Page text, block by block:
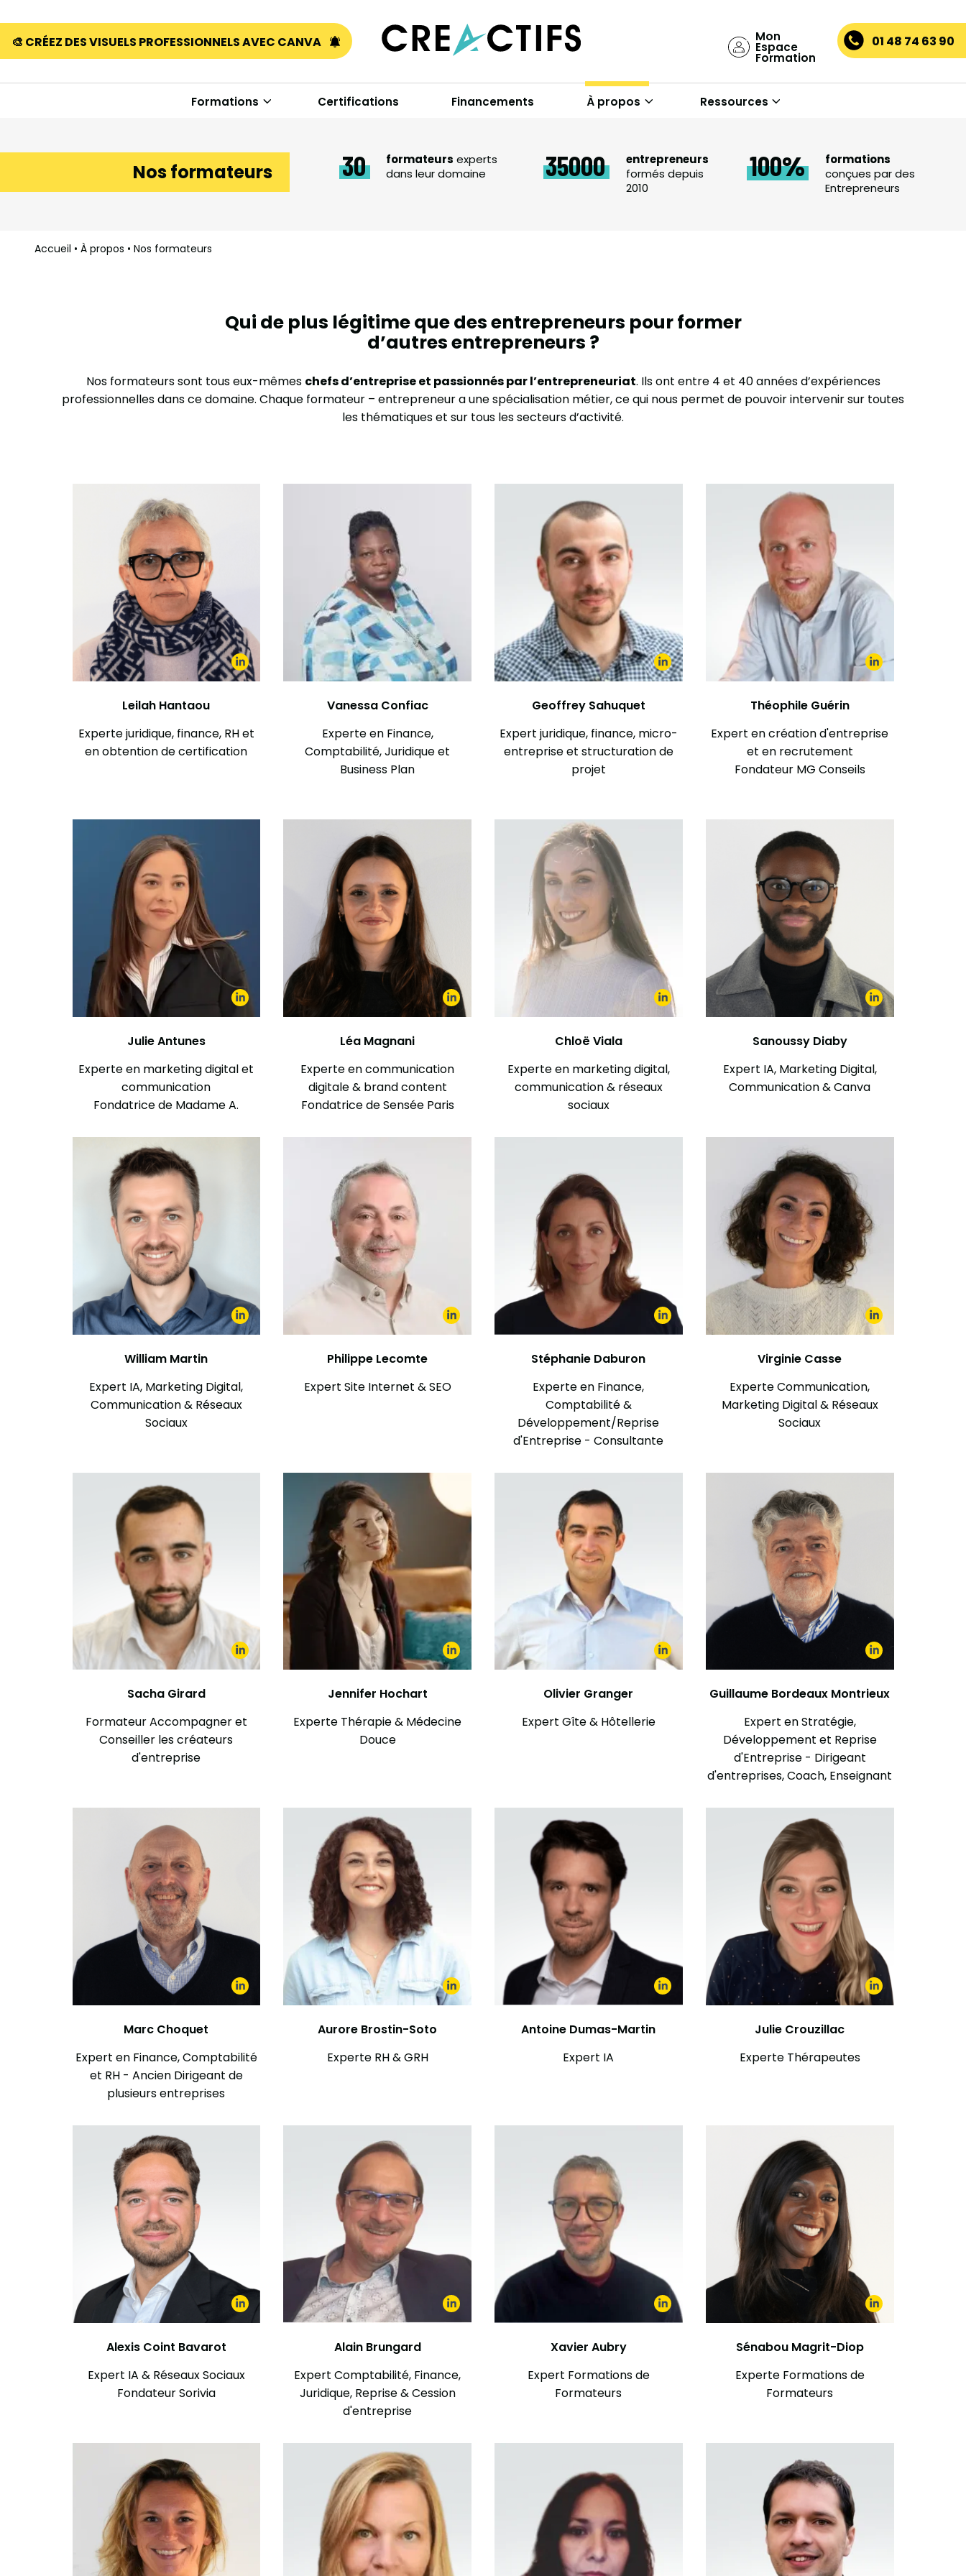
Mon
Espace
Formation
01 48 74 63 90
🎨 CRÉEZ DES VISUELS PROFESSIONNELS AVEC CANVA
Formations Certifications Financements À propos Ressources
Nos formateurs 30 formateurs experts
dans leur domaine
35000
entrepreneurs
formés depuis
2010
100
formations
conçues par des
Entrepreneurs
Accueil • À propos • Nos formateurs
Qui de plus légitime que des entrepreneurs pour former
d’autres entrepreneurs ?
Nos formateurs sont tous eux-mêmes chefs d’entreprise et passionnés par l’entrepreneuriat. Ils ont entre 4 et 40 années d’expériences
professionnelles dans ce domaine. Chaque formateur – entrepreneur a une spécialisation métier, ce qui nous permet de pouvoir intervenir sur toutes
les thématiques et sur tous les secteurs d’activité.
Leilah Hantaou
Experte juridique, finance, RH et
en obtention de certification
Vanessa Confiac
Experte en Finance,
Comptabilité, Juridique et
Business Plan
Geoffrey Sahuquet
Expert juridique, finance, micro-
entreprise et structuration de
projet
Théophile Guérin
Expert en création d'entreprise
et en recrutement
Fondateur MG Conseils
Julie Antunes
Experte en marketing digital et
communication
Fondatrice de Madame A.
Léa Magnani
Experte en communication
digitale & brand content
Fondatrice de Sensée Paris
Chloë Viala
Experte en marketing digital,
communication & réseaux
sociaux
Sanoussy Diaby
Expert IA, Marketing Digital,
Communication & Canva
William Martin
Expert IA, Marketing Digital,
Communication & Réseaux
Sociaux
Philippe Lecomte
Expert Site Internet & SEO
Stéphanie Daburon
Experte en Finance,
Comptabilité &
Développement/Reprise
d'Entreprise - Consultante
Virginie Casse
Experte Communication,
Marketing Digital & Réseaux
Sociaux
Sacha Girard
Formateur Accompagner et
Conseiller les créateurs
d'entreprise
Jennifer Hochart
Experte Thérapie & Médecine
Douce
Olivier Granger
Expert Gîte & Hôtellerie
Guillaume Bordeaux Montrieux
Expert en Stratégie,
Développement et Reprise
d'Entreprise - Dirigeant
d'entreprises, Coach, Enseignant
Marc Choquet
Expert en Finance, Comptabilité
et RH - Ancien Dirigeant de
plusieurs entreprises
Aurore Brostin-Soto
Experte RH & GRH
Antoine Dumas-Martin
Expert IA
Julie Crouzillac
Experte Thérapeutes
Alexis Coint Bavarot
Expert IA & Réseaux Sociaux
Fondateur Sorivia
Alain Brungard
Expert Comptabilité, Finance,
Juridique, Reprise & Cession
d'entreprise
Xavier Aubry
Expert Formations de
Formateurs
Sénabou Magrit-Diop
Experte Formations de
Formateurs